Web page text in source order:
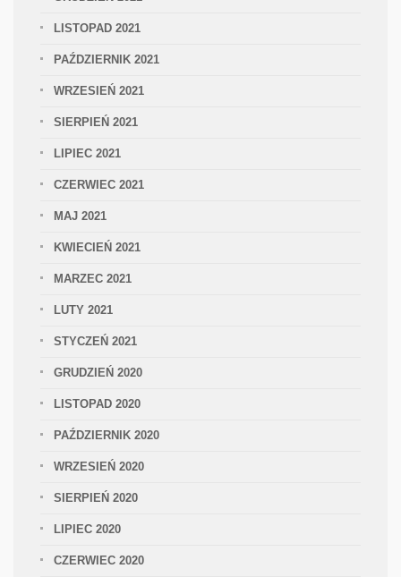
LISTOPAD 2021
PAŹDZIERNIK 2021
WRZESIEŃ 2021
SIERPIEŃ 2021
LIPIEC 2021
CZERWIEC 2021
MAJ 2021
KWIECIEŃ 2021
MARZEC 2021
LUTY 2021
STYCZEŃ 2021
GRUDZIEŃ 2020
LISTOPAD 2020
PAŹDZIERNIK 2020
WRZESIEŃ 2020
SIERPIEŃ 2020
LIPIEC 2020
CZERWIEC 2020